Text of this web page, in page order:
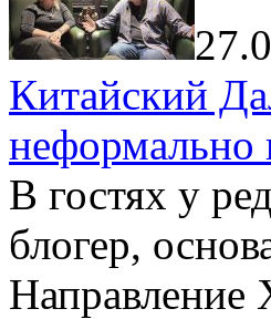
Китайский
неформально
В гостях у
блогер,
Направление